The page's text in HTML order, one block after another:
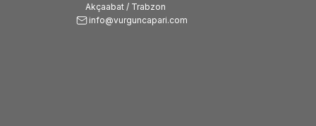
Akçaabat / Trabzon
info@vurguncapari.com